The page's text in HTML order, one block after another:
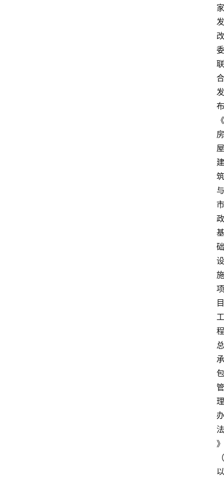
家
发
改
委
联
合
发
布
《
房
屋
建
筑
与
市
政
基
础
设
施
项
目
工
程
总
承
包
管
理
办
法
》
（
以